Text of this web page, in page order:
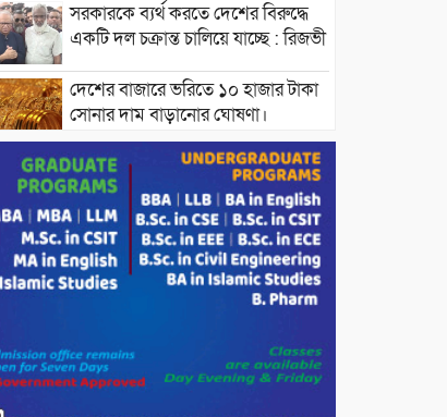
সরকারকে ব্যর্থ করতে দেশের বিরুদ্ধে
একটি দল চক্রান্ত চালিয়ে যাচ্ছে : রিজভী
দেশের বাজারে ভরিতে ১০ হাজার টাকা
সোনার দাম বাড়ানোর ঘোষণা।
ভারপ্রাপ্ত রাষ্ট্রপতি হাফিজ উদ্দিন
আহমদের সাথে এইচটি বাংলা অনলাইন
পোর্টাল ও আইপি টিভির সম্পাদক মোঃ
হোসেনের সৌজন্য সাক্ষাৎ।
পাটগ্রামে জুলাই অভ্যুত্থান দিবস
উপলক্ষে ১১দলীয় গণ মিছিল ও গণ
পোরশায় গণঅভ্যুত্থান দিবসে শহিদ ও
জুলাই যোদ্ধাদের সংবর্ধনা।